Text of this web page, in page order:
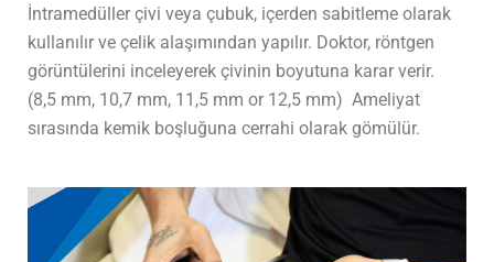
İntramedüller çivi veya çubuk, içerden sabitleme olarak
kullanılır ve çelik alaşımından yapılır. Doktor, röntgen
görüntülerini inceleyerek çivinin boyutuna karar verir.
(8,5 mm, 10,7 mm, 11,5 mm or 12,5 mm) Ameliyat
sırasında kemik boşluğuna cerrahi olarak gömülür.